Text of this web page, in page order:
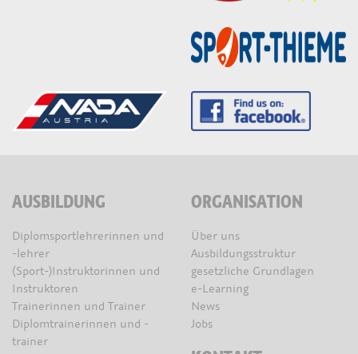
AUSBILDUNG
Diplomsportlehrerinnen und
-lehrer
(Sport-)Instruktorinnen und
Instruktoren
Trainerinnen und Trainer
Diplomtrainerinnen und -
trainer
ORGANISATION
Über uns
Ausbildungsstruktur
gesetzliche Grundlagen
e-Learning
News
Jobs